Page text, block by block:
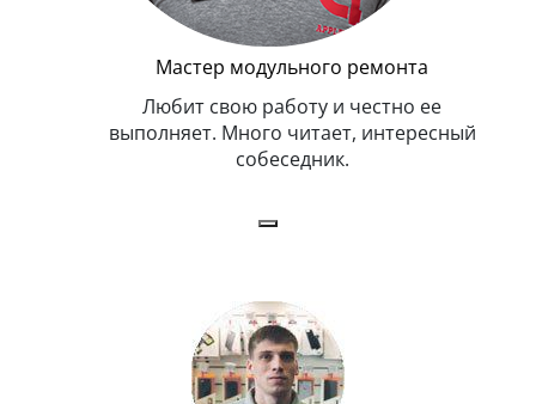
Мастер модульного ремонта
Любит свою работу и честно ее
выполняет. Много читает, интересный
собеседник.